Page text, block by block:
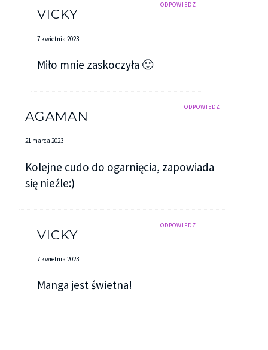
ODPOWIEDZ
VICKY
7 kwietnia 2023
Miło mnie zaskoczyła 🙂
ODPOWIEDZ
AGAMAN
21 marca 2023
Kolejne cudo do ogarnięcia, zapowiada
się nieźle:)
ODPOWIEDZ
VICKY
7 kwietnia 2023
Manga jest świetna!